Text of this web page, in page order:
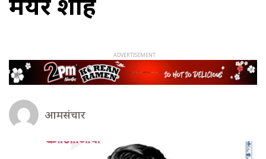
आमसंचार